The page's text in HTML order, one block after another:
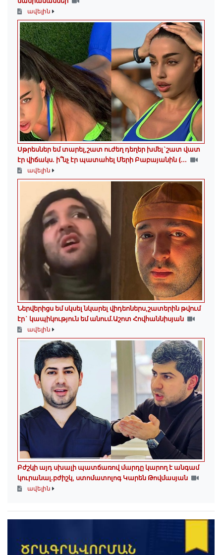
ավելին
Սթրեսներ եմ տարել,շատ ուժեղ դեղեր խմել`շատ վատ
էր վիճակս. ի՞նչ էր պատահել Մերի Բաբայանին (...
ավելին
Ներվերիցս եմ սկսել նկարել վիդեոներս,շատերին թվում
էր` կապիկություն եմ անում.Աշոտ Հովհաննիսյան
ավելին
Բժշկի այդ սխալի պատճառով մարդը կարող է անգամ
կուրանալ.բժիշկ, ստոմատոլոգ Կարեն Թովմասյան
ավելին